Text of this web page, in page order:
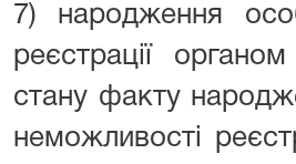
7) народження
реєстрації
стану факту
неможливості